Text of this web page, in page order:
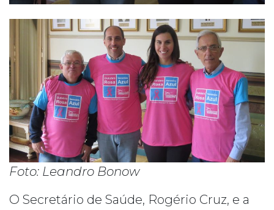
Foto: Leandro Bonow
O Secretário de Saúde, Rogério Cruz, e a